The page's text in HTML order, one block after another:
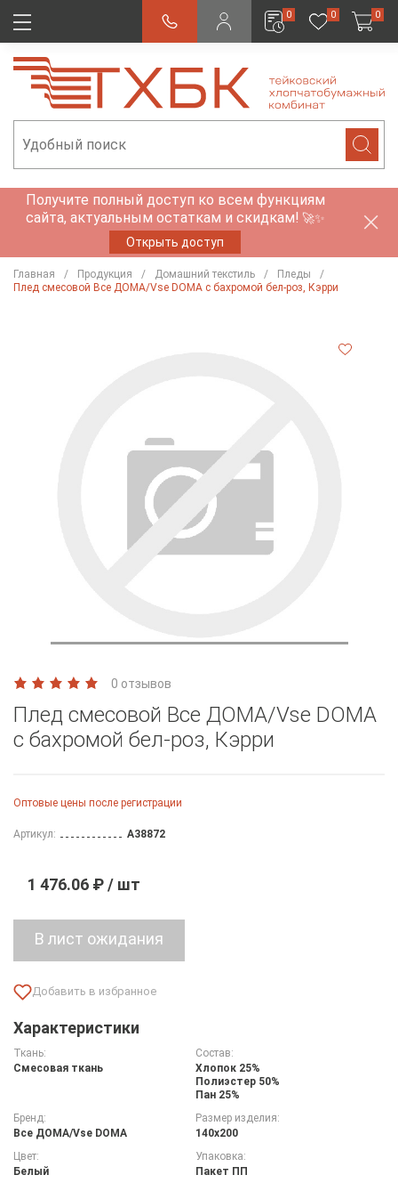
0 0 0
Получите полный доступ ко всем функциям
сайта, актуальным остаткам и скидкам! 🚀✨
Открыть доступ
Главная Продукция Домашний текстиль
Пледы
Плед смесовой Все ДОМА/Vse DOMA с бахромой бел-роз, Кэрри
0 отзывов
Плед смесовой Все ДОМА/Vse DOMA
с бахромой бел-роз, Кэрри
Оптовые цены после регистрации
Артикул: A38872
1 476.06 ₽ / шт
Характеристики
Ткань:
Смесовая ткань
Состав:
Хлопок 25%
Полиэстер 50%
Пан 25%
Бренд:
Все ДOMA/Vse DOMA
Размер изделия:
140х200
Цвет:
Белый
Упаковка:
Пакет ПП